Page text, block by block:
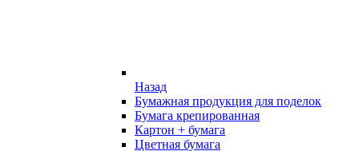
Назад
Бумажная продукция для поделок
Бумага крепированная
Картон + бумага
Цветная бумага